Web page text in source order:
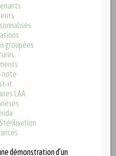
existante des bulletins de
à une augmentation de
trafic des paiements et
les défis résultant de
dès le 3 novembre 2020,
groupées
note
it
LAA
démonstration d’un